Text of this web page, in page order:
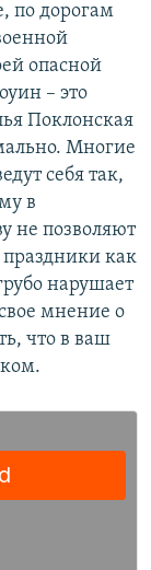
по дорогам
опасной
– это
Поклонская
Многие
себя так,
в
не позволяют
как
нарушает
мнение о
что в ваш